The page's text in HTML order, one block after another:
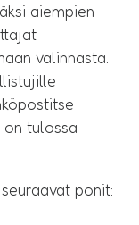
aiempien
valinnasta.
on tulossa
ponit: